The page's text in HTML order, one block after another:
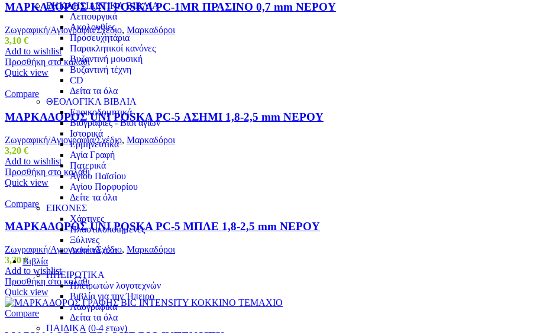
ΕΚΚΛΗΣΙΑΣΤΙΚΑ ΒΙΒΛΙΑ
Λειτουργικά
Ακολουθίες
Προσευχητάρια
Παρακλητικοί κανόνες
Βυζαντινή μουσική
Βυζαντινή τέχνη
CD
Δείτα τα όλα
ΘΕΟΛΟΓΙΚΑ ΒΙΒΛΙΑ
Εποικοδομητικά
Βιογραφίες - Βίοι αγίων
Ιστορικά
Ερμηνευτικά
Αγία Γραφή
Πατερικά
Αγίου Παϊσίου
Αγίου Πορφυρίου
Δείτε τα όλα
ΕΙΚΟΝΕΣ
Χάρτινες
Πλαστικοποιημένες
Ξύλινες
Δείτε τα όλα
Βιβλία
ΗΠΕΙΡΩΤΙΚΑ
Ηπειρωτών λογοτεχνών
Βιβλία για την Ήπειρο
Λαογραφικά
Δείτα τα όλα
ΠΑΙΔΙΚΑ (0-4 ετων)
ΜΑΡΚΑΔΟΡΟΣ UNI POSKA PC-1MR ΠΡΑΣΙΝΟ 0,7 mm ΝΕΡΟΥ
Ζωγραφική/Αγιογραφία/Σχέδιο, Μαρκαδόροι
3,10 €
Add to wishlist
Προσθήκη στο καλάθι
Quick view
Compare
ΜΑΡΚΑΔΟΡΟΣ UNI POSKA PC-5 ΑΣΗΜΙ 1,8-2,5 mm ΝΕΡΟΥ
Ζωγραφική/Αγιογραφία/Σχέδιο, Μαρκαδόροι
3,20 €
Add to wishlist
Προσθήκη στο καλάθι
Quick view
Compare
ΜΑΡΚΑΔΟΡΟΣ UNI POSKA PC-5 ΜΠΛΕ 1,8-2,5 mm ΝΕΡΟΥ
Ζωγραφική/Αγιογραφία/Σχέδιο, Μαρκαδόροι
3,20€
Add to wishlist
Προσθήκη στο καλάθι
Quick view
Compare